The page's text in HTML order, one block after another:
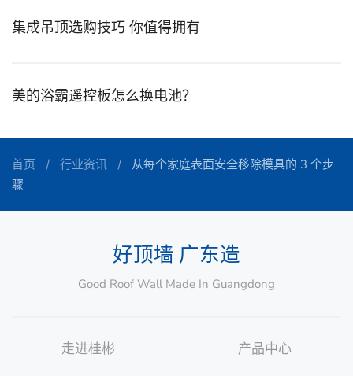
集成吊顶选购技巧 你值得拥有
美的浴霸遥控板怎么换电池？
首页 行业资讯
从每个家庭表面安全移除模具的 3 个步
骤
好顶墙 广东造
Good Roof Wall Made In Guangdong
走进桂彬 产品中心